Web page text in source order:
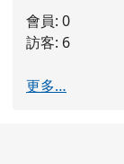
會員: 0
訪客: 6
更多…